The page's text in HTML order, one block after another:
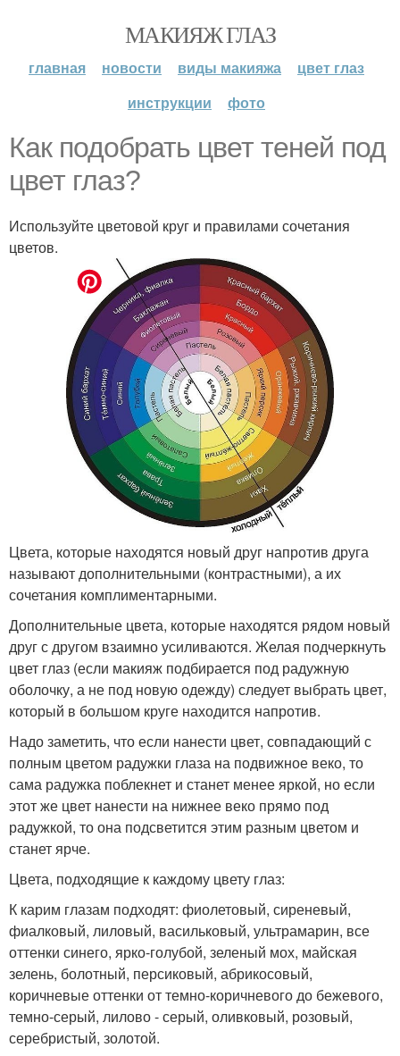
МАКИЯЖ ГЛАЗ
главная новости виды макияжа
цвет глаз
инструкции
фото
Как подобрать цвет теней под
цвет глаз?
Используйте цветовой круг и правилами сочетания
цветов.
Цвета, которые находятся новый друг напротив друга
называют дополнительными (контрастными), а их
сочетания комплиментарными.
Дополнительные цвета, которые находятся рядом новый
друг с другом взаимно усиливаются. Желая подчеркнуть
цвет глаз (если макияж подбирается под радужную
оболочку, а не под новую одежду) следует выбрать цвет,
который в большом круге находится напротив.
Надо заметить, что если нанести цвет, совпадающий с
полным цветом радужки глаза на подвижное веко, то
сама радужка поблекнет и станет менее яркой, но если
этот же цвет нанести на нижнее веко прямо под
радужкой, то она подсветится этим разным цветом и
станет ярче.
Цвета, подходящие к каждому цвету глаз:
К карим глазам подходят: фиолетовый, сиреневый,
фиалковый, лиловый, васильковый, ультрамарин, все
оттенки синего, ярко-голубой, зеленый мох, майская
зелень, болотный, персиковый, абрикосовый,
коричневые оттенки от темно-коричневого до бежевого,
темно-серый, лилово - серый, оливковый, розовый,
серебристый, золотой.